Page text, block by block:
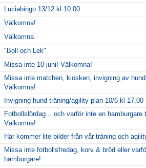
Luciabingo 13/12 kl 10.00
Välkomna!
Välkomna
"Boll och Lek"
Missa inte 10 juni! Välkomna!
Missa inte matchen, kiosken, invigning av
Välkomna!
Invigning hund träning/agility plan 10/6 kl 17.00
Fotbollslördag... och varför inte en hamburgare
Välkomna!
Här kommer lite bilder från vår träning och
Missa inte fotbollsfredag, korv & bröd eller
hamburgare!